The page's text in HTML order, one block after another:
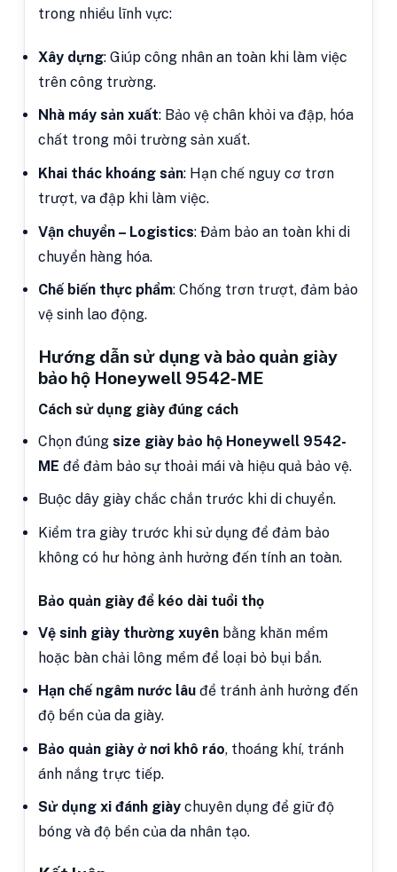
trong nhiều lĩnh vực:
Xây dựng: Giúp công nhân an toàn khi làm việc
trên công trường.
Nhà máy sản xuất: Bảo vệ chân khỏi va đập, hóa
chất trong môi trường sản xuất.
Khai thác khoáng sản: Hạn chế nguy cơ trơn
trượt, va đập khi làm việc.
Vận chuyển – Logistics: Đảm bảo an toàn khi di
chuyển hàng hóa.
Chế biến thực phẩm: Chống trơn trượt, đảm bảo
vệ sinh lao động.
Hướng dẫn sử dụng và bảo quản giày
bảo hộ Honeywell 9542-ME
Cách sử dụng giày đúng cách
Chọn đúng size giày bảo hộ Honeywell 9542-
ME để đảm bảo sự thoải mái và hiệu quả bảo vệ.
Buộc dây giày chắc chắn trước khi di chuyển.
Kiểm tra giày trước khi sử dụng để đảm bảo
không có hư hỏng ảnh hưởng đến tính an toàn.
Bảo quản giày để kéo dài tuổi thọ
Vệ sinh giày thường xuyên bằng khăn mềm
hoặc bàn chải lông mềm để loại bỏ bụi bẩn.
Hạn chế ngâm nước lâu để tránh ảnh hưởng đến
độ bền của da giày.
Bảo quản giày ở nơi khô ráo, thoáng khí, tránh
ánh nắng trực tiếp.
Sử dụng xi đánh giày chuyên dụng để giữ độ
bóng và độ bền của da nhân tạo.